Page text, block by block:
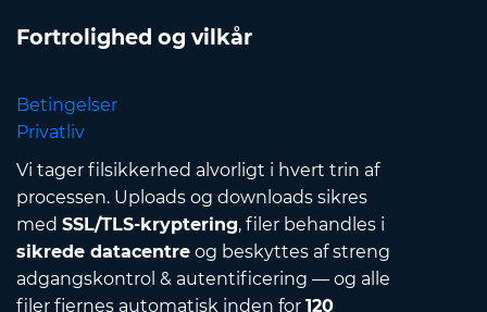
Fortrolighed og vilkår
Betingelser
Privatliv
Vi tager filsikkerhed alvorligt i hvert trin af
processen. Uploads og downloads sikres
med SSL/TLS-kryptering, filer behandles i
sikrede datacentre og beskyttes af streng
adgangskontrol & autentificering — og alle
filer fjernes automatisk inden for 120